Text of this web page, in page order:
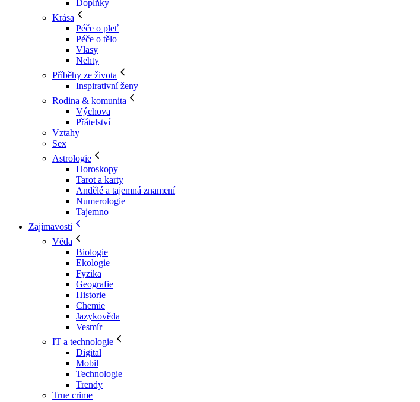
Doplňky
Krása
Péče o pleť
Péče o tělo
Vlasy
Nehty
Příběhy ze života
Inspirativní ženy
Rodina & komunita
Výchova
Přátelství
Vztahy
Sex
Astrologie
Horoskopy
Tarot a karty
Andělé a tajemná znamení
Numerologie
Tajemno
Zajímavosti
Věda
Biologie
Ekologie
Fyzika
Geografie
Historie
Chemie
Jazykověda
Vesmír
IT a technologie
Digital
Mobil
Technologie
Trendy
True crime